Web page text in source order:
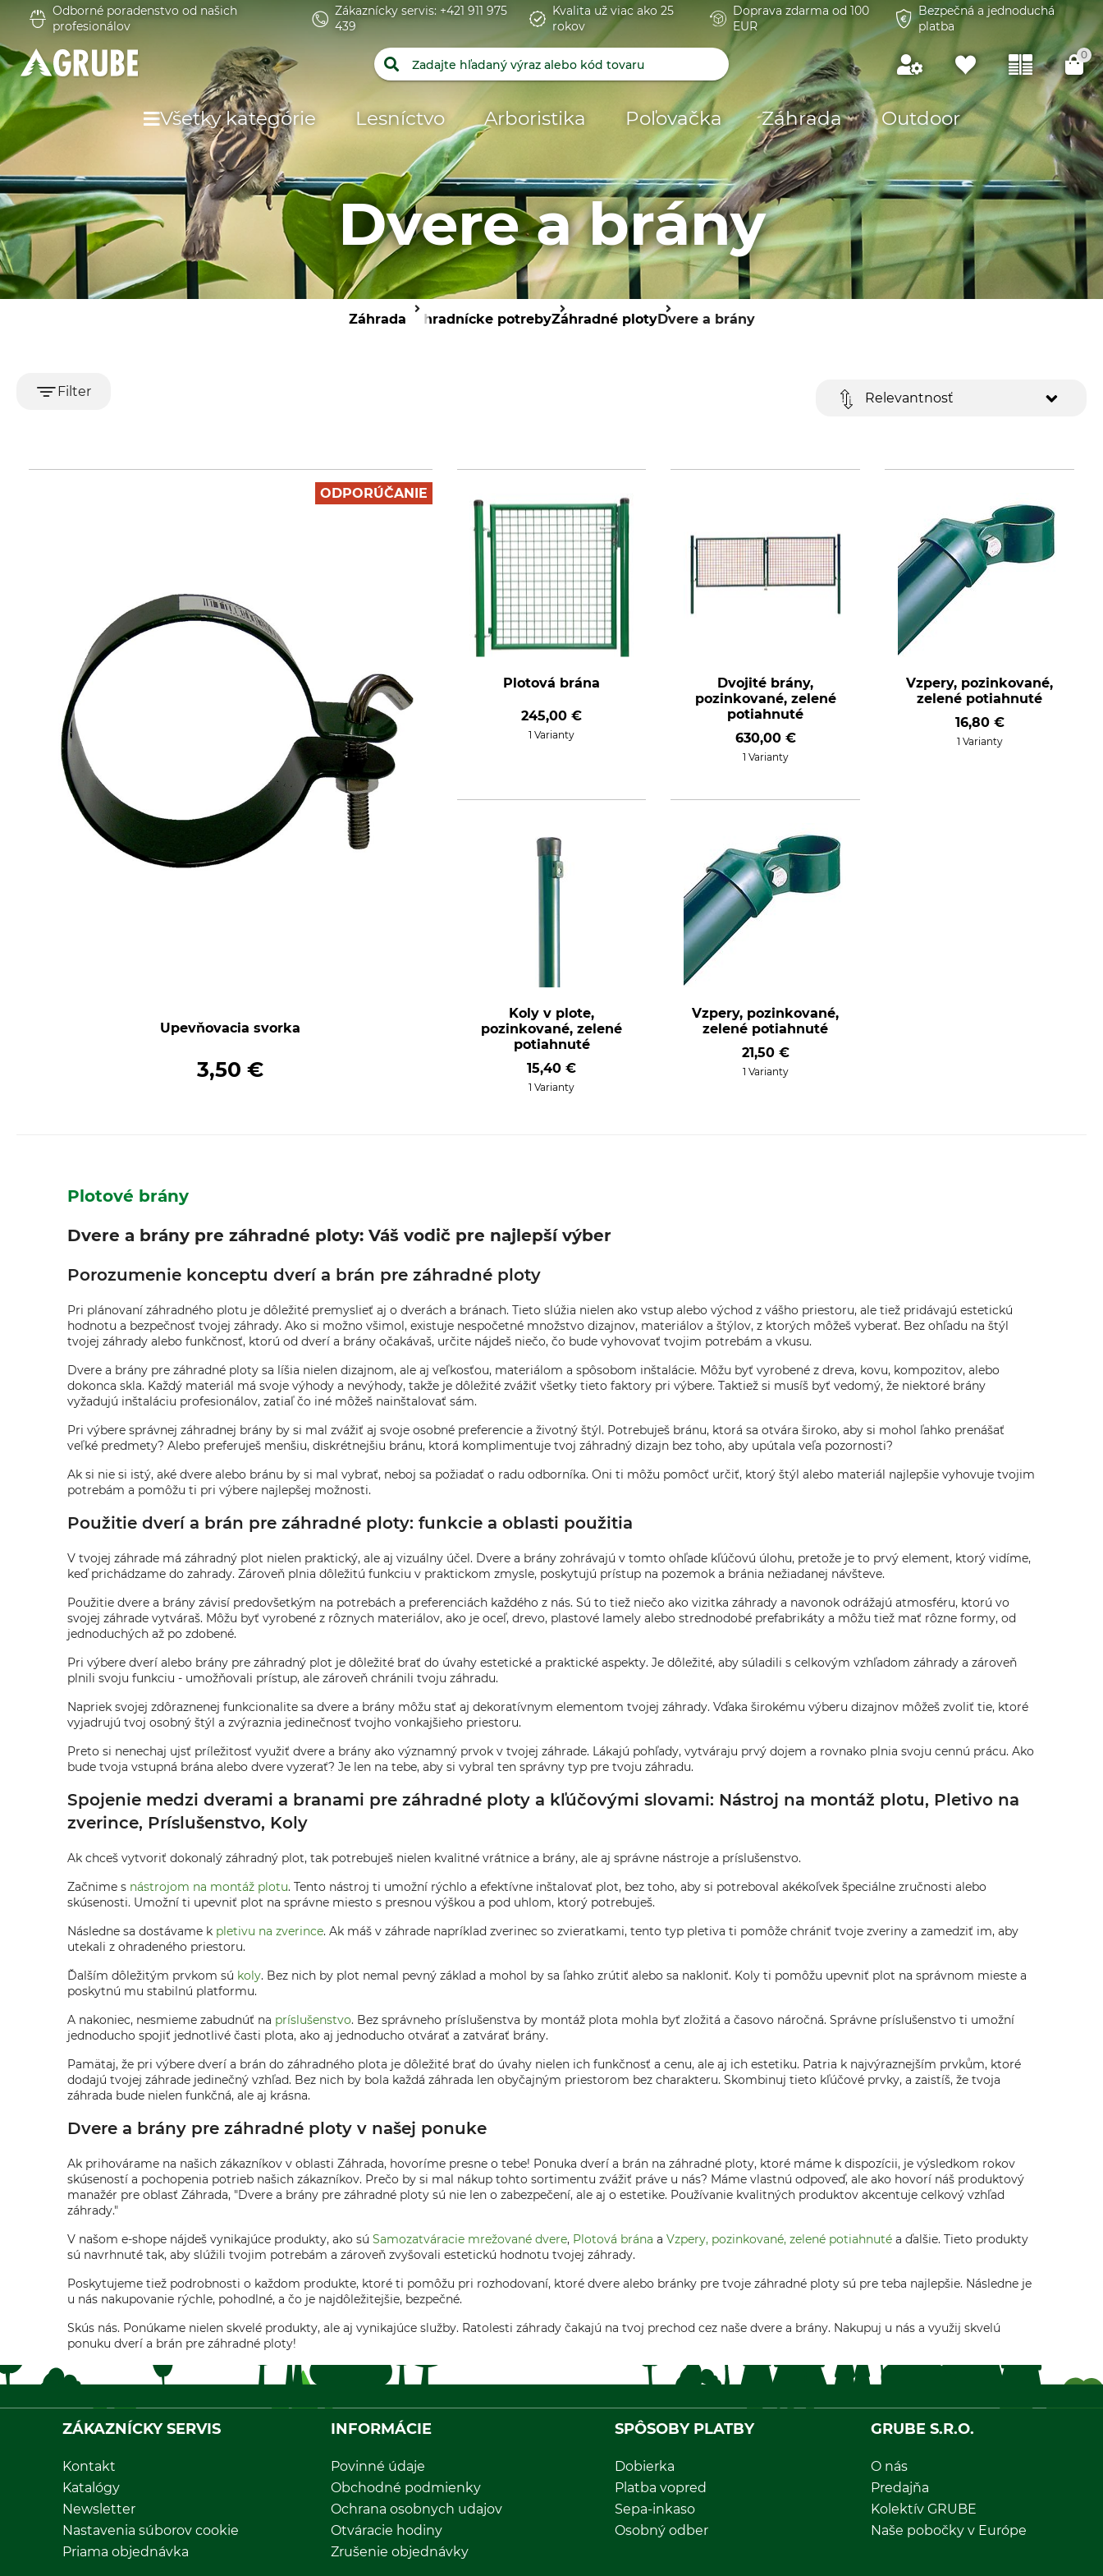
Odborné poradenstvo od našich
profesionálov
Zákaznícky servis: +421 911 975
439
Kvalita už viac ako 25
rokov
Doprava zdarma od 100
EUR
Bezpečná a jednoduchá
platba
0
Všetky kategórie Lesníctvo Arboristika Poľovačka Záhrada Outdoor
Dvere a brány
Záhrada Záhradnícke potrebyZáhradné plotyDvere a brány
Filter Relevantnosť
ODPORÚČANIE
Upevňovacia svorka
3,50 €
Plotová brána
245,00 €
1 Varianty
Dvojité brány,
pozinkované, zelené
potiahnuté
630,00 €
1 Varianty
Vzpery, pozinkované,
zelené potiahnuté
16,80 €
1 Varianty
Koly v plote,
pozinkované, zelené
potiahnuté
15,40 €
1 Varianty
Vzpery, pozinkované,
zelené potiahnuté
21,50 €
1 Varianty
Plotové brány
Dvere a brány pre záhradné ploty: Váš vodič pre najlepší výber
Porozumenie konceptu dverí a brán pre záhradné ploty
Pri plánovaní záhradného plotu je dôležité premyslieť aj o dverách a bránach. Tieto slúžia nielen ako vstup alebo východ z vášho priestoru, ale tiež pridávajú estetickú
hodnotu a bezpečnosť tvojej záhrady. Ako si možno všimol, existuje nespočetné množstvo dizajnov, materiálov a štýlov, z ktorých môžeš vyberať. Bez ohľadu na štýl
tvojej záhrady alebo funkčnosť, ktorú od dverí a brány očakávaš, určite nájdeš niečo, čo bude vyhovovať tvojim potrebám a vkusu.
Dvere a brány pre záhradné ploty sa líšia nielen dizajnom, ale aj veľkosťou, materiálom a spôsobom inštalácie. Môžu byť vyrobené z dreva, kovu, kompozitov, alebo
dokonca skla. Každý materiál má svoje výhody a nevýhody, takže je dôležité zvážiť všetky tieto faktory pri výbere. Taktiež si musíš byť vedomý, že niektoré brány
vyžadujú inštaláciu profesionálov, zatiaľ čo iné môžeš nainštalovať sám.
Pri výbere správnej záhradnej brány by si mal zvážiť aj svoje osobné preferencie a životný štýl. Potrebuješ bránu, ktorá sa otvára široko, aby si mohol ľahko prenášať
veľké predmety? Alebo preferuješ menšiu, diskrétnejšiu bránu, ktorá komplimentuje tvoj záhradný dizajn bez toho, aby upútala veľa pozornosti?
Ak si nie si istý, aké dvere alebo bránu by si mal vybrať, neboj sa požiadať o radu odborníka. Oni ti môžu pomôcť určiť, ktorý štýl alebo materiál najlepšie vyhovuje tvojim
potrebám a pomôžu ti pri výbere najlepšej možnosti.
Použitie dverí a brán pre záhradné ploty: funkcie a oblasti použitia
V tvojej záhrade má záhradný plot nielen praktický, ale aj vizuálny účel. Dvere a brány zohrávajú v tomto ohľade kľúčovú úlohu, pretože je to prvý element, ktorý vidíme,
keď prichádzame do zahrady. Zároveň plnia dôležitú funkciu v praktickom zmysle, poskytujú prístup na pozemok a bránia nežiadanej návšteve.
Použitie dvere a brány závisí predovšetkým na potrebách a preferenciách každého z nás. Sú to tiež niečo ako vizitka záhrady a navonok odrážajú atmosféru, ktorú vo
svojej záhrade vytváraš. Môžu byť vyrobené z rôznych materiálov, ako je oceľ, drevo, plastové lamely alebo strednodobé prefabrikáty a môžu tiež mať rôzne formy, od
jednoduchých až po zdobené.
Pri výbere dverí alebo brány pre záhradný plot je dôležité brať do úvahy estetické a praktické aspekty. Je dôležité, aby súladili s celkovým vzhľadom záhrady a zároveň
plnili svoju funkciu - umožňovali prístup, ale zároveň chránili tvoju záhradu.
Napriek svojej zdôraznenej funkcionalite sa dvere a brány môžu stať aj dekoratívnym elementom tvojej záhrady. Vďaka širokému výberu dizajnov môžeš zvoliť tie, ktoré
vyjadrujú tvoj osobný štýl a zvýraznia jedinečnosť tvojho vonkajšieho priestoru.
Preto si nenechaj ujsť príležitosť využiť dvere a brány ako významný prvok v tvojej záhrade. Lákajú pohľady, vytváraju prvý dojem a rovnako plnia svoju cennú prácu. Ako
bude tvoja vstupná brána alebo dvere vyzerať? Je len na tebe, aby si vybral ten správny typ pre tvoju záhradu.
Spojenie medzi dverami a branami pre záhradné ploty a kľúčovými slovami: Nástroj na montáž plotu, Pletivo na
zverince, Príslušenstvo, Koly
Ak chceš vytvoriť dokonalý záhradný plot, tak potrebuješ nielen kvalitné vrátnice a brány, ale aj správne nástroje a príslušenstvo.
Začnime s nástrojom na montáž plotu. Tento nástroj ti umožní rýchlo a efektívne inštalovať plot, bez toho, aby si potreboval akékoľvek špeciálne zručnosti alebo
skúsenosti. Umožní ti upevniť plot na správne miesto s presnou výškou a pod uhlom, ktorý potrebuješ.
Následne sa dostávame k pletivu na zverince. Ak máš v záhrade napríklad zverinec so zvieratkami, tento typ pletiva ti pomôže chrániť tvoje zveriny a zamedziť im, aby
utekali z ohradeného priestoru.
Ďalším dôležitým prvkom sú koly. Bez nich by plot nemal pevný základ a mohol by sa ľahko zrútiť alebo sa nakloniť. Koly ti pomôžu upevniť plot na správnom mieste a
poskytnú mu stabilnú platformu.
A nakoniec, nesmieme zabudnúť na príslušenstvo. Bez správneho príslušenstva by montáž plota mohla byť zložitá a časovo náročná. Správne príslušenstvo ti umožní
jednoducho spojiť jednotlivé časti plota, ako aj jednoducho otvárať a zatvárať brány.
Pamätaj, že pri výbere dverí a brán do záhradného plota je dôležité brať do úvahy nielen ich funkčnosť a cenu, ale aj ich estetiku. Patria k najvýraznejším prvkům, ktoré
dodajú tvojej záhrade jedinečný vzhľad. Bez nich by bola každá záhrada len obyčajným priestorom bez charakteru. Skombinuj tieto kľúčové prvky, a zaistíš, že tvoja
záhrada bude nielen funkčná, ale aj krásna.
Dvere a brány pre záhradné ploty v našej ponuke
Ak prihovárame na našich zákazníkov v oblasti Záhrada, hovoríme presne o tebe! Ponuka dverí a brán na záhradné ploty, ktoré máme k dispozícii, je výsledkom rokov
skúseností a pochopenia potrieb našich zákazníkov. Prečo by si mal nákup tohto sortimentu zvážiť práve u nás? Máme vlastnú odpoveď, ale ako hovorí náš produktový
manažér pre oblasť Záhrada, "Dvere a brány pre záhradné ploty sú nie len o zabezpečení, ale aj o estetike. Používanie kvalitných produktov akcentuje celkový vzhľad
záhrady."
V našom e-shope nájdeš vynikajúce produkty, ako sú Samozatváracie mrežované dvere, Plotová brána a Vzpery, pozinkované, zelené potiahnuté a ďalšie. Tieto produkty
sú navrhnuté tak, aby slúžili tvojim potrebám a zároveň zvyšovali estetickú hodnotu tvojej záhrady.
Poskytujeme tiež podrobnosti o každom produkte, ktoré ti pomôžu pri rozhodovaní, ktoré dvere alebo bránky pre tvoje záhradné ploty sú pre teba najlepšie. Následne je
u nás nakupovanie rýchle, pohodlné, a čo je najdôležitejšie, bezpečné.
Skús nás. Ponúkame nielen skvelé produkty, ale aj vynikajúce služby. Ratolesti záhrady čakajú na tvoj prechod cez naše dvere a brány. Nakupuj u nás a využij skvelú
ponuku dverí a brán pre záhradné ploty!
ZÁKAZNÍCKY SERVIS
Kontakt
Katalógy
Newsletter
Nastavenia súborov cookie
Priama objednávka
INFORMÁCIE
Povinné údaje
Obchodné podmienky
Ochrana osobnych udajov
Otváracie hodiny
Zrušenie objednávky
SPÔSOBY PLATBY
Dobierka
Platba vopred
Sepa-inkaso
Osobný odber
GRUBE S.R.O.
O nás
Predajňa
Kolektív GRUBE
Naše pobočky v Európe